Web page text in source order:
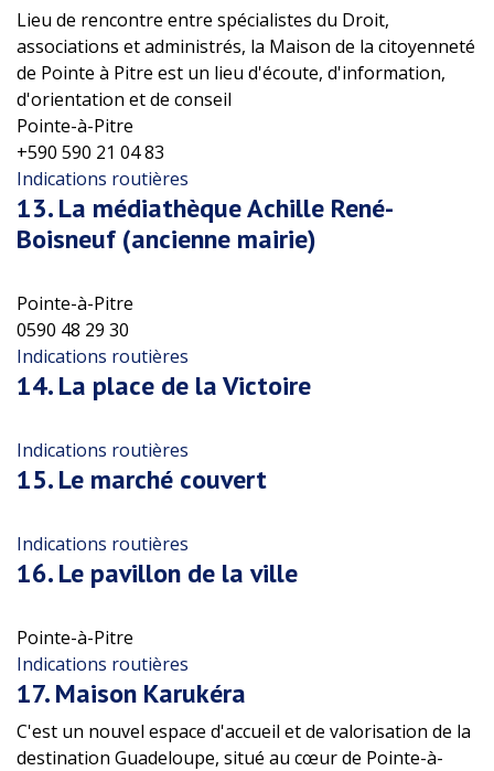
Lieu de rencontre entre spécialistes du Droit,
associations et administrés, la Maison de la citoyenneté
de Pointe à Pitre est un lieu d'écoute, d'information,
d'orientation et de conseil
Pointe-à-Pitre
+590 590 21 04 83
Indications routières
13.La médiathèque Achille René-
Boisneuf (ancienne mairie)
Pointe-à-Pitre
0590 48 29 30
Indications routières
14.La place de la Victoire
Indications routières
15.Le marché couvert
Indications routières
16.Le pavillon de la ville
Pointe-à-Pitre
Indications routières
17.Maison Karukéra
C'est un nouvel espace d'accueil et de valorisation de la
destination Guadeloupe, situé au cœur de Pointe-à-